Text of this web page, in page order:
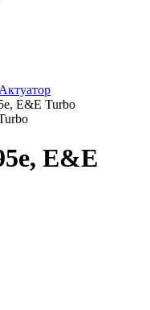
Актуатор
E&E Turbo
E&E